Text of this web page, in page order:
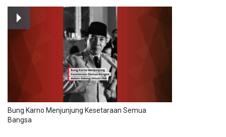
Bung Karno Menjunjung Kesetaraan Semua
Bangsa